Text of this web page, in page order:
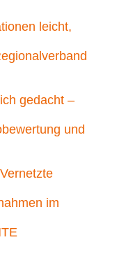
leicht,
gedacht –
und
im